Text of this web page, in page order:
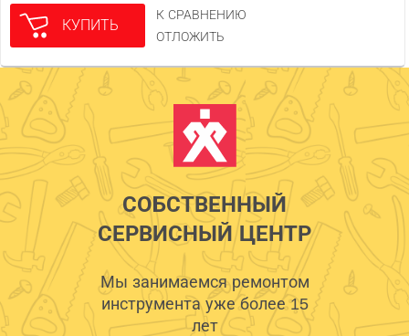
КУПИТЬ
К СРАВНЕНИЮ
ОТЛОЖИТЬ
СОБСТВЕННЫЙ
СЕРВИСНЫЙ ЦЕНТР
Мы занимаемся ремонтом
инструмента уже более 15
лет